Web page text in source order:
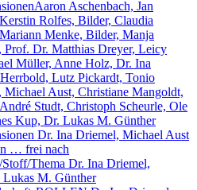
Aaron Aschenbach, Jan
Rolfes, Bilder, Claudia
Menke, Bilder, Manja
Prof. Dr. Matthias Dreyer, Leicy
Müller, Anne Holz, Dr. Ina
Lutz Pickardt, Tonio
Michael Aust, Christiane Mangoldt,
Studt, Christoph Scheurle, Ole
Kup, Dr. Lukas M. Günther
Dr. Ina Driemel, Michael Aust
… frei nach
Thema Dr. Ina Driemel,
M. Günther